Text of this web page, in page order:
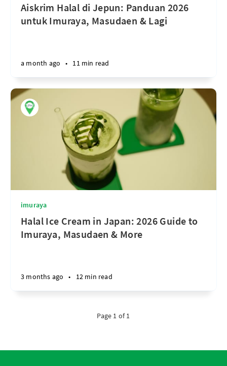
Aiskrim Halal di Jepun: Panduan 2026
untuk Imuraya, Masudaen & Lagi
a month ago • 11 min read
imuraya
Halal Ice Cream in Japan: 2026 Guide to
Imuraya, Masudaen & More
3 months ago • 12 min read
Page 1 of 1